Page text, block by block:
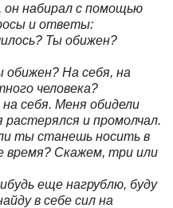
он набирал с помощью
и ответы:
Ты обижен?
обижен? На себя, на
человека?
себя. Меня обидели
растерялся и промолчал.
ты станешь носить в
время? Скажем, три или
еще нагрублю, буду
в себе сил на